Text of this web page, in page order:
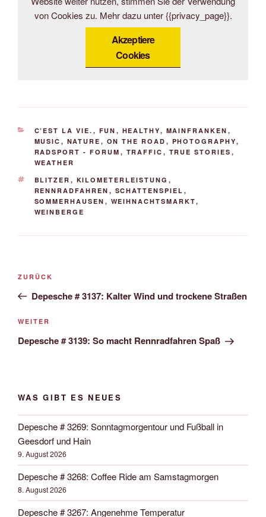
von Cookies zu. Mehr dazu unter {{privacy_page}}.
Akzeptiere
Cookies
KATEGORIEN
C’EST LA VIE. , FUN , HEALTHY, MAINFRANKEN ,
MUSIC , NATURE , ON THE ROAD , PHOTOGRAPHY,
RADSPORT - FORUM , TRAFFIC , TRUE STORIES ,
WEATHER
SCHLAGWÖRTER
BLITZER , KILOMETERLEISTUNG ,
RENNRADFAHREN , SCHATTENSPIEL ,
SOMMERHAUSEN , WEIHNACHTSMARKT,
WEINBERGE
Beitrags-
Vorheriger
Beitrag
ZURÜCK
Depesche # 3137: Kalter Wind und trockene Straßen
Nächster
Beitrag
WEITER
Depesche # 3139: So macht Rennradfahren Spaß
WAS GIBT ES NEUES
Depesche # 3269: Sonntagmorgentour und Fußball in
Geesdorf und Hain
9. August 2026
Depesche # 3268: Coffee Ride am Samstagmorgen
8. August 2026
Depesche # 3267: Angenehme Temperatur